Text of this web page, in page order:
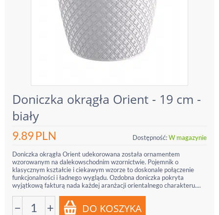
Doniczka okrągła Orient - 19 cm -
biały
9.89PLN Dostępność:W magazynie
Doniczka okrągła Orient udekorowana została ornamentem
wzorowanym na dalekowschodnim wzornictwie. Pojemnik o
klasycznym kształcie i ciekawym wzorze to doskonale połączenie
funkcjonalności i ładnego wyglądu. Ozdobna doniczka pokryta
wyjątkową fakturą nada każdej aranżacji orientalnego charakteru....
− +